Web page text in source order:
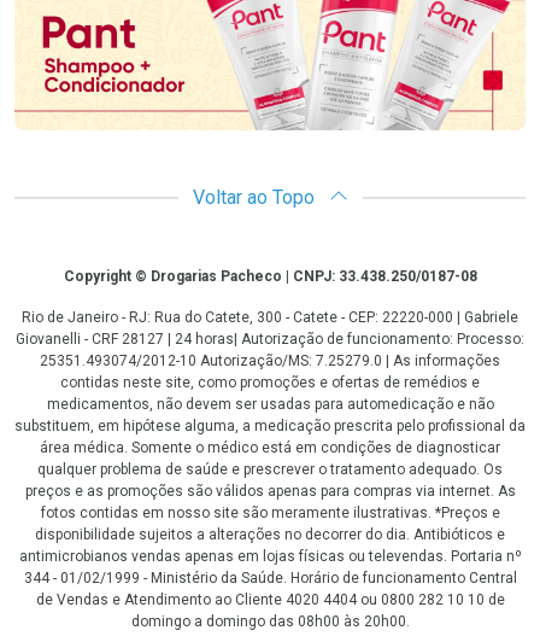
Voltar ao Topo
CopyrightCopyright © Drogarias Pacheco | CNPJ: 33.438.250/0187-08
Rio de Janeiro - RJ: Rua do Catete, 300 - Catete - CEP: 22220-000 | Gabriele
Giovanelli - CRF 28127 | 24 horas| Autorização de funcionamento: Processo:
25351.493074/2012-10 Autorização/MS: 7.25279.0 | As informações
contidas neste site, como promoções e ofertas de remédios e
medicamentos, não devem ser usadas para automedicação e não
substituem, em hipótese alguma, a medicação prescrita pelo profissional da
área médica. Somente o médico está em condições de diagnosticar
qualquer problema de saúde e prescrever o tratamento adequado. Os
preços e as promoções são válidos apenas para compras via internet. As
fotos contidas em nosso site são meramente ilustrativas. *Preços e
disponibilidade sujeitos a alterações no decorrer do dia. Antibióticos e
antimicrobianos vendas apenas em lojas físicas ou televendas. Portaria nº
344 - 01/02/1999 - Ministério da Saúde. Horário de funcionamento Central
de Vendas e Atendimento ao Cliente 4020 4404 ou 0800 282 10 10 de
domingo a domingo das 08h00 às 20h00.